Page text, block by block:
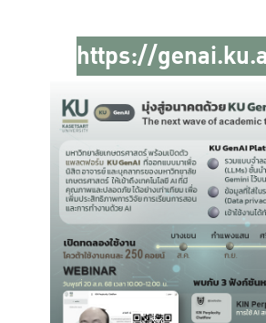
https://